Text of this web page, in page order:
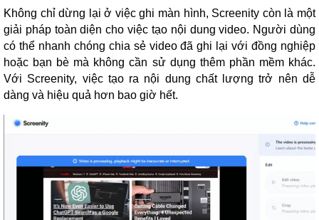
Không chỉ dừng lại ở việc ghi màn hình, Screenity còn là một
giải pháp toàn diện cho việc tạo nội dung video. Người dùng
có thể nhanh chóng chia sẻ video đã ghi lại với đồng nghiệp
hoặc bạn bè mà không cần sử dụng thêm phần mềm khác.
Với Screenity, việc tạo ra nội dung chất lượng trở nên dễ
dàng và hiệu quả hơn bao giờ hết.